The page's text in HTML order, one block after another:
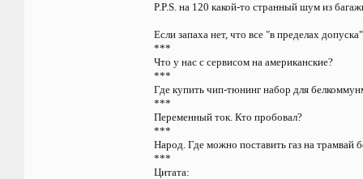
P.P.S. на 120 какой-то странный шум из
Если запаха нет, что все "в пределах допуска"
***
Что у нас с сервисом на американские?
***
Где купить чип-тюнинг набор для
***
Переменный ток. Кто пробовал?
***
Народ. Где можно поставить газ на трамвай
***
Цитата: